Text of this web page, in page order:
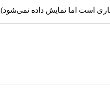
است اما نمایش داده نمی‌شود)